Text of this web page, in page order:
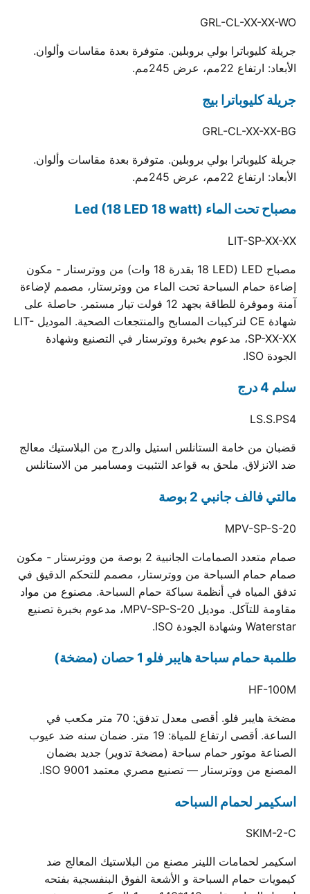
GRL-CL-XX-XX-WO
جريلة كليوباترا بولي بروبلين. متوفرة بعدة مقاسات وألوان.
الأبعاد: ارتفاع 22مم، عرض 245مم.
جريلة كليوباترا بيج
GRL-CL-XX-XX-BG
جريلة كليوباترا بولي بروبلين. متوفرة بعدة مقاسات وألوان.
الأبعاد: ارتفاع 22مم، عرض 245مم.
مصباح تحت الماء Led (18 LED 18 watt)
LIT-SP-XX-XX
مصباح LED (18 LED بقدرة 18 وات) من ووترستار - مكون
إضاءة حمام السباحة تحت الماء من ووترستار، مصمم لإضاءة
آمنة وموفرة للطاقة بجهد 12 فولت تيار مستمر. حاصلة على
شهادة CE لتركيبات المسابح والمنتجعات الصحية. الموديل LIT-
SP-XX-XX، مدعوم بخبرة ووترستار في التصنيع وشهادة
الجودة ISO.
سلم 4 درج
LS.S.PS4
قضبان من خامة الستانلس استيل والدرج من البلاستيك معالج
ضد الانزلاق. ملحق به قواعد التثبيت ومسامير من الاستانلس
مالتي فالف جانبي 2 بوصة
MPV-SP-S-20
صمام متعدد الصمامات الجانبية 2 بوصة من ووترستار - مكون
صمام حمام السباحة من ووترستار، مصمم للتحكم الدقيق في
تدفق المياه في أنظمة سباكة حمام السباحة. مصنوع من مواد
مقاومة للتآكل. موديل MPV-SP-S-20، مدعوم بخبرة تصنيع
Waterstar وشهادة الجودة ISO.
طلمبة حمام سباحة هايبر فلو 1 حصان (مضخة)
HF-100M
مضخة هايبر فلو. أقصى معدل تدفق: 70 متر مكعب في
الساعة. أقصى ارتفاع للمياة: 19 متر. ضمان سنه ضد عيوب
الصناعة موتور حمام سباحة (مضخة تدوير) جديد بضمان
المصنع من ووترستار — تصنيع مصري معتمد ISO 9001.
اسكيمر لحمام السباحه
SKIM-2-C
اسكيمر لحمامات اللينر مصنع من البلاستيك المعالج ضد
كيمويات حمام السباحة و الأشعة الفوق البنفسجية بفتحه